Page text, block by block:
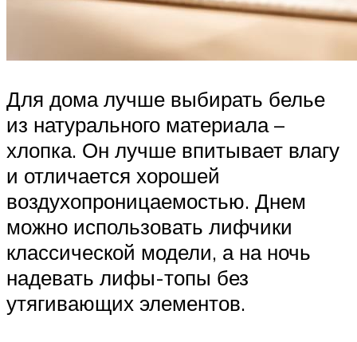
Для дома лучше выбирать белье
из натурального материала –
хлопка. Он лучше впитывает влагу
и отличается хорошей
воздухопроницаемостью. Днем
можно использовать лифчики
классической модели, а на ночь
надевать лифы-топы без
утягивающих элементов.